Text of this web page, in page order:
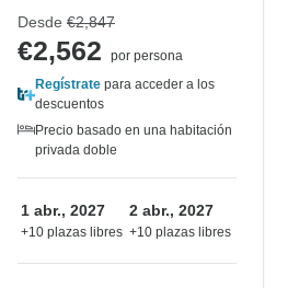
Desde €2,847
€2,562
por persona
Regístrate para acceder a los
descuentos
Precio basado en una habitación
privada doble
1 abr., 2027
+10 plazas libres
2 abr., 2027
+10 plazas libres